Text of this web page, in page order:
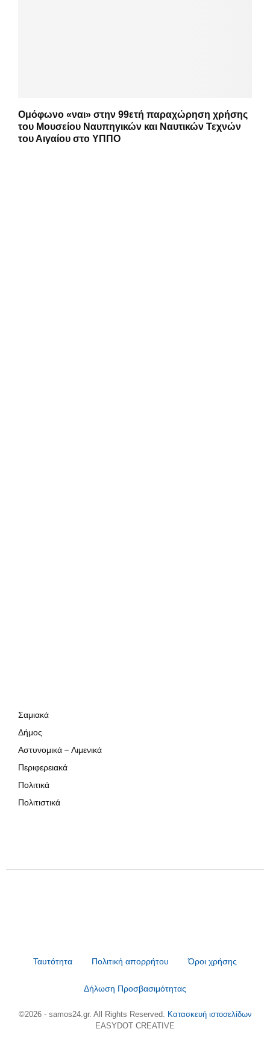
Ομόφωνο «ναι» στην 99ετή παραχώρηση χρήσης
του Μουσείου Ναυπηγικών και Ναυτικών Τεχνών
του Αιγαίου στο ΥΠΠΟ
Σαμιακά
Δήμος
Αστυνομικά – Λιμενικά
Περιφερειακά
Πολιτικά
Πολιτιστικά
Ταυτότητα Πολιτική απορρήτου Όροι χρήσης
Δήλωση Προσβασιμότητας
©2026 - samos24.gr. All Rights Reserved. Κατασκευή ιστοσελίδων
EASYDOT CREATIVE